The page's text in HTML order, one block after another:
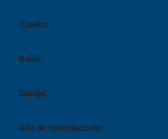
Cuarto:
Baño:
Garaje:
Año de construcción: